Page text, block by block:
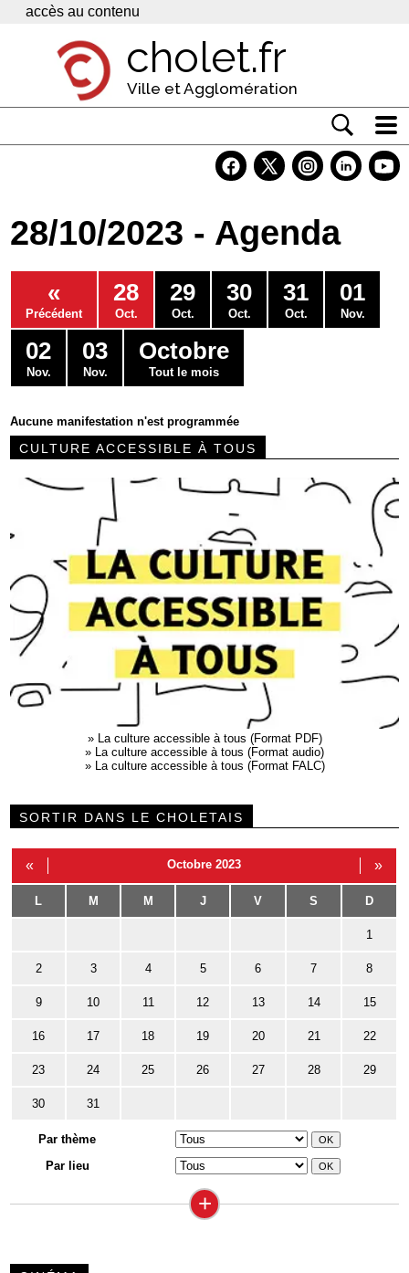
Panneau de gestion des cookies
accès au contenu
cholet.fr
Ville et Agglomération
Economie
Services
Contacts
28/10/2023 - Agenda
«
Précédent
28
Oct.
29
Oct.
30
Oct.
31
Oct.
01
Nov.
02
Nov.
03
Nov.
Octobre
Tout le mois
Aucune manifestation n'est programmée
CULTURE ACCESSIBLE À TOUS
»
La culture accessible à tous (Format PDF)
»
La culture accessible à tous (Format audio)
»
La culture accessible à tous (Format FALC)
SORTIR DANS LE CHOLETAIS
« Octobre 2023 »
L M M J V S D
1
2 3 4 5 6 7 8
9 10 11 12 13 14 15
16 17 18 19 20 21 22
23 24 25 26 27 28 29
30 31
Par thème
Par lieu
+